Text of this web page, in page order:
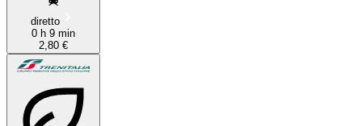
diretto
0 h 9 min
2,80 €